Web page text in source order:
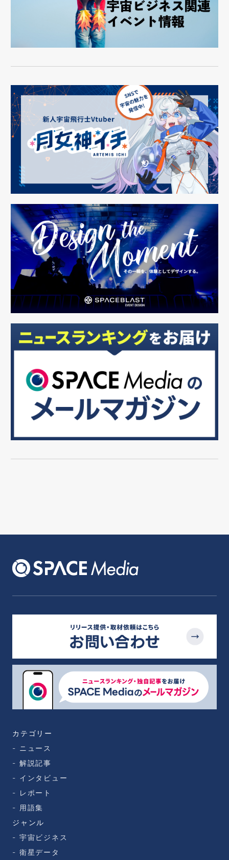
カテゴリー
ニュース
解説記事
インタビュー
レポート
用語集
ジャンル
宇宙ビジネス
衛星データ